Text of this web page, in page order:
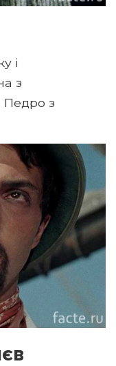
і
з
Педро з